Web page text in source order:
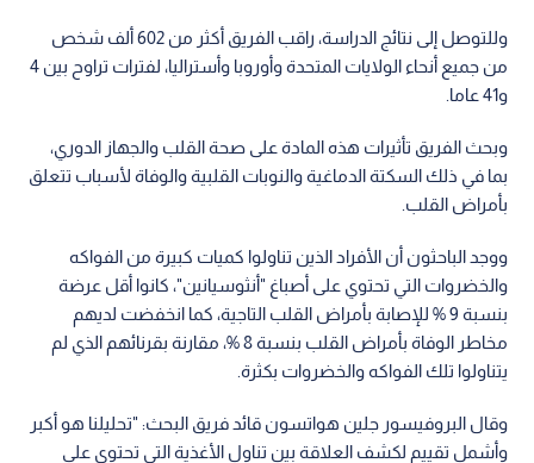
وللتوصل إلى نتائج الدراسة، راقب الفريق أكثر من 602 ألف شخص
من جميع أنحاء الولايات المتحدة وأوروبا وأستراليا، لفترات تراوح بين 4
و41 عاما.
وبحث الفريق تأثيرات هذه المادة على صحة القلب والجهاز الدوري،
بما في ذلك السكتة الدماغية والنوبات القلبية والوفاة لأسباب تتعلق
بأمراض القلب.
ووجد الباحثون أن الأفراد الذين تناولوا كميات كبيرة من الفواكه
والخضروات التي تحتوي على أصباغ "أنثوسيانين"، كانوا أقل عرضة
بنسبة 9 % للإصابة بأمراض القلب التاجية، كما انخفضت لديهم
مخاطر الوفاة بأمراض القلب بنسبة 8 %، مقارنة بقرنائهم الذي لم
يتناولوا تلك الفواكه والخضروات بكثرة.
وقال البروفيسور جلين هواتسون قائد فريق البحث: "تحليلنا هو أكبر
وأشمل تقييم لكشف العلاقة بين تناول الأغذية التي تحتوي على